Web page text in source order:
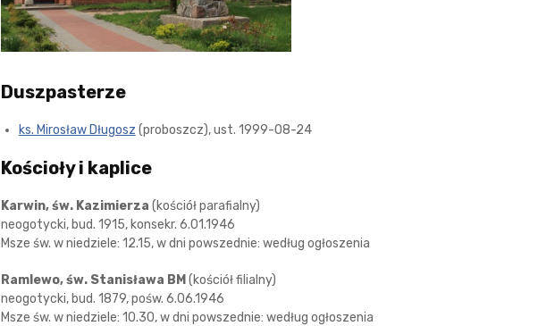
Duszpasterze
ks. Mirosław Długosz (proboszcz), ust. 1999-08-24
Kościoły i kaplice
Karwin, św. Kazimierza (kościół parafialny)
neogotycki, bud. 1915, konsekr. 6.01.1946
Msze św. w niedziele: 12.15, w dni powszednie: według ogłoszenia
Ramlewo, św. Stanisława BM (kościół filialny)
neogotycki, bud. 1879, pośw. 6.06.1946
Msze św. w niedziele: 10.30, w dni powszednie: według ogłoszenia